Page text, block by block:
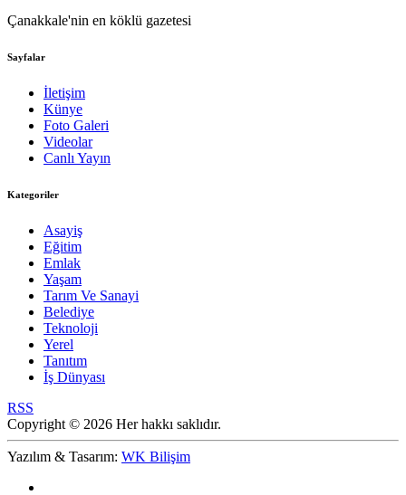
Çanakkale'nin en köklü gazetesi
Sayfalar
İletişim
Künye
Foto Galeri
Videolar
Canlı Yayın
Kategoriler
Asayiş
Eğitim
Emlak
Yaşam
Tarım Ve Sanayi
Belediye
Teknoloji
Yerel
Tanıtım
İş Dünyası
RSS
Copyright © 2026 Her hakkı saklıdır.
Yazılım & Tasarım: WK Bilişim